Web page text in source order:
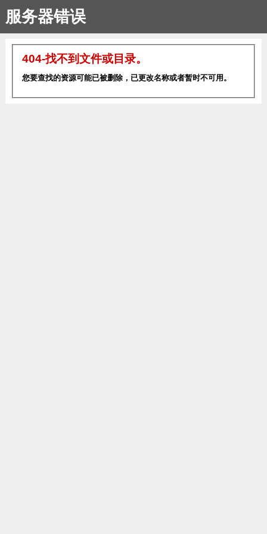
服务器错误
404-找不到文件或目录。
您要查找的资源可能已被删除，已更改名称或者暂时不可用。